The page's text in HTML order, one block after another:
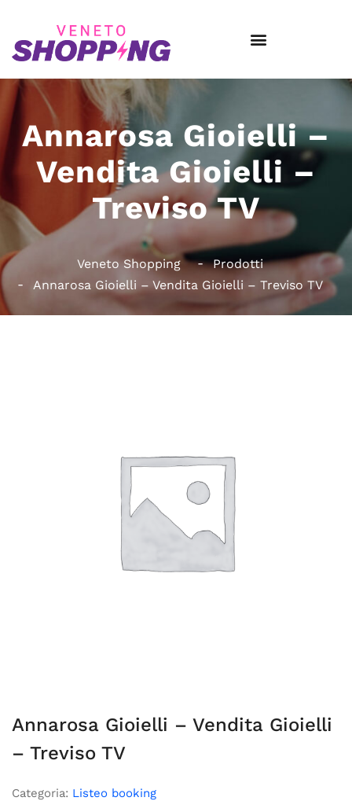
Annarosa Gioielli –
Vendita Gioielli –
Treviso TV
Veneto Shopping
Prodotti
Annarosa Gioielli – Vendita Gioielli – Treviso TV
Annarosa Gioielli – Vendita Gioielli
– Treviso TV
Categoria: Listeo booking